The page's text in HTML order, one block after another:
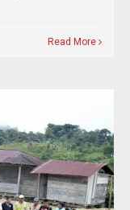
Read More